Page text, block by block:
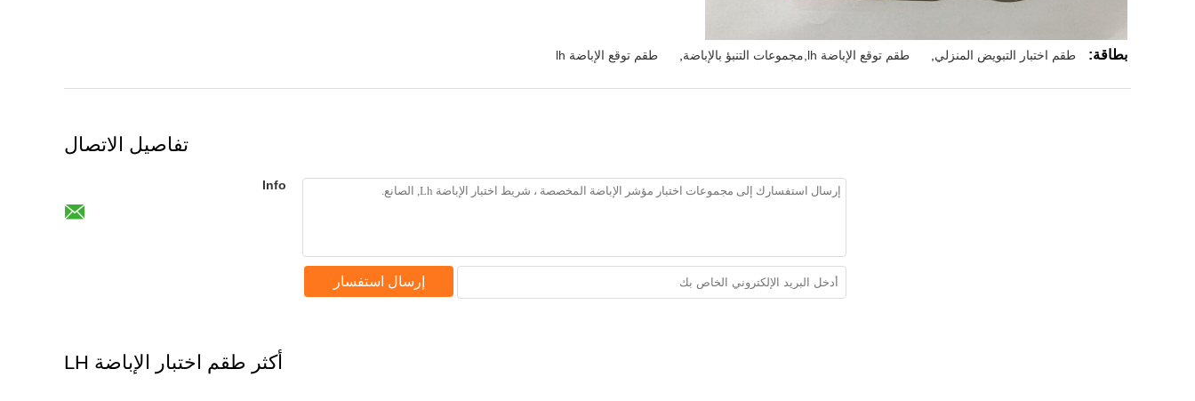
بطاقة: طقم اختبار التبويض المنزلي طقم توقع الإباضة lh,مجموعات التنبؤ بالإباضة طقم توقع الإباضة lh
تفاصيل الاتصال
Info
إرسال استفسار
أكثر طقم اختبار الإباضة LH